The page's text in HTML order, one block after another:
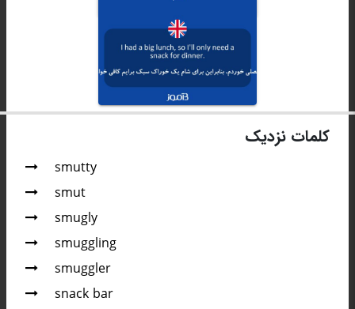
کلمات نزدیک
smutty
smut
smugly
smuggling
smuggler
snack bar